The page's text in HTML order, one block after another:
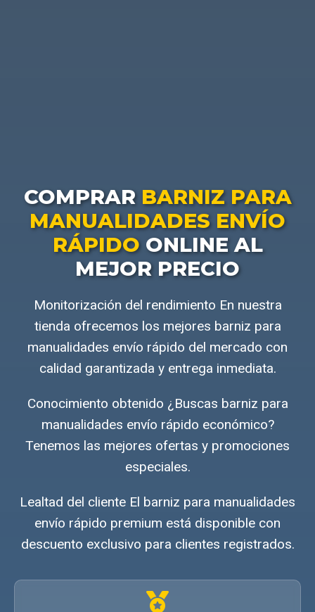
COMPRAR BARNIZ PARA
MANUALIDADES ENVÍO
RÁPIDOONLINE AL
MEJOR PRECIO
Monitorización del rendimiento En nuestra
tienda ofrecemos los mejores barniz para
manualidades envío rápido del mercado con
calidad garantizada y entrega inmediata.
Conocimiento obtenido ¿Buscas barniz para
manualidades envío rápido económico?
Tenemos las mejores ofertas y promociones
especiales.
Lealtad del cliente El barniz para manualidades
envío rápido premium está disponible con
descuento exclusivo para clientes registrados.